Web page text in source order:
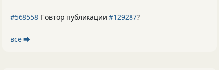
#568558 Повтор публикации #129287?
все ⮕